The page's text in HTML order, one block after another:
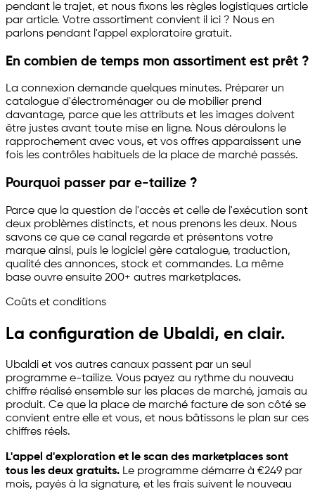
pendant le trajet, et nous fixons les règles logistiques article
par article. Votre assortiment convient il ici ? Nous en
parlons pendant l'appel exploratoire gratuit.
En combien de temps mon assortiment est prêt ?
La connexion demande quelques minutes. Préparer un
catalogue d'électroménager ou de mobilier prend
davantage, parce que les attributs et les images doivent
être justes avant toute mise en ligne. Nous déroulons le
rapprochement avec vous, et vos offres apparaissent une
fois les contrôles habituels de la place de marché passés.
Pourquoi passer par e-tailize ?
Parce que la question de l'accès et celle de l'exécution sont
deux problèmes distincts, et nous prenons les deux. Nous
savons ce que ce canal regarde et présentons votre
marque ainsi, puis le logiciel gère catalogue, traduction,
qualité des annonces, stock et commandes. La même
base ouvre ensuite 200+ autres marketplaces.
Coûts et conditions
La configuration de Ubaldi, en clair.
Ubaldi et vos autres canaux passent par un seul
programme e-tailize. Vous payez au rythme du nouveau
chiffre réalisé ensemble sur les places de marché, jamais au
produit. Ce que la place de marché facture de son côté se
convient entre elle et vous, et nous bâtissons le plan sur ces
chiffres réels.
L'appel d'exploration et le scan des marketplaces sont
tous les deux gratuits. Le programme démarre à €249 par
mois, payés à la signature, et les frais suivent le nouveau